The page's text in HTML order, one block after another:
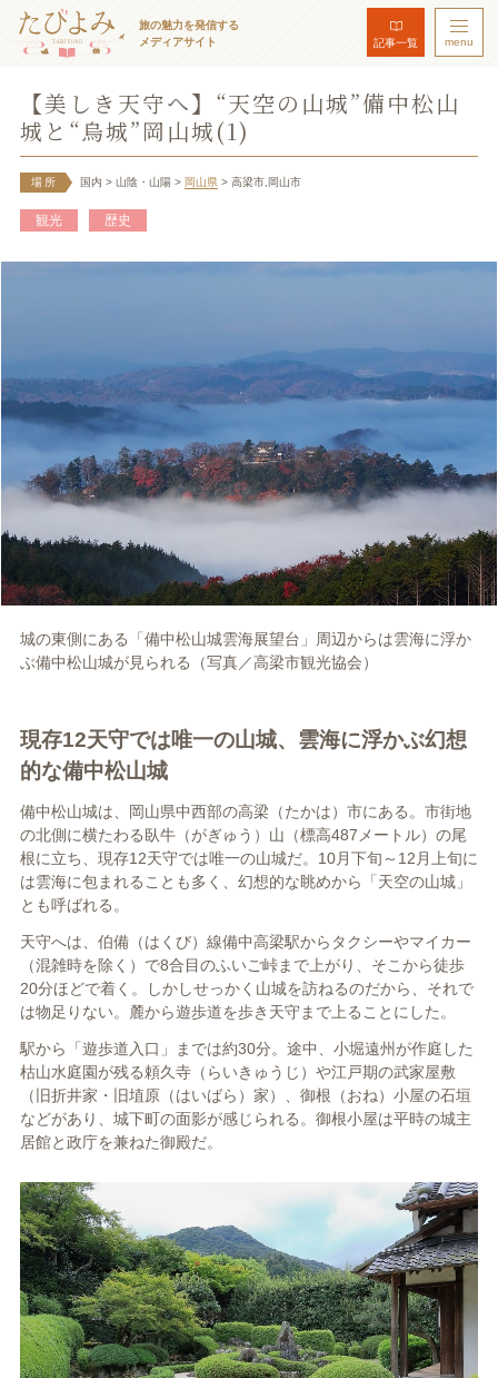
旅の魅力を発信する
メディアサイト
記事一覧 menu
【美しき天守へ】“天空の山城”備中松山
城と“烏城”岡山城(1)
場所 国内 > 山陰・山陽 > 岡山県 > 高梁市,岡山市
観光 歴史
城の東側にある「備中松山城雲海展望台」周辺からは雲海に浮か
ぶ備中松山城が見られる（写真／高梁市観光協会）
現存12天守では唯一の山城、雲海に浮かぶ幻想
的な備中松山城
備中松山城は、岡山県中西部の高梁（たかは）市にある。市街地
の北側に横たわる臥牛（がぎゅう）山（標高487メートル）の尾
根に立ち、現存12天守では唯一の山城だ。10月下旬～12月上旬に
は雲海に包まれることも多く、幻想的な眺めから「天空の山城」
とも呼ばれる。
天守へは、伯備（はくび）線備中高梁駅からタクシーやマイカー
（混雑時を除く）で8合目のふいご峠まで上がり、そこから徒歩
20分ほどで着く。しかしせっかく山城を訪ねるのだから、それで
は物足りない。麓から遊歩道を歩き天守まで上ることにした。
駅から「遊歩道入口」までは約30分。途中、小堀遠州が作庭した
枯山水庭園が残る頼久寺（らいきゅうじ）や江戸期の武家屋敷
（旧折井家・旧埴原（はいばら）家）、御根（おね）小屋の石垣
などがあり、城下町の面影が感じられる。御根小屋は平時の城主
居館と政庁を兼ねた御殿だ。